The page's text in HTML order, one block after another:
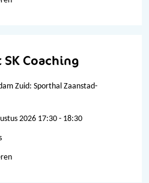
SK Coaching
Zuid: Sporthal Zaanstad-
2026 17:30 - 18:30